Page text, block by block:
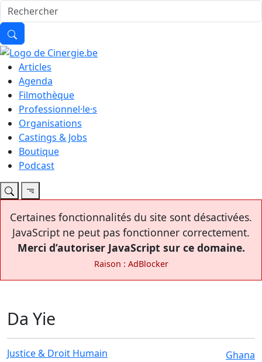
Articles
Agenda
Filmothèque
Professionnel·le·s
Organisations
Castings & Jobs
Boutique
Podcast
Certaines fonctionnalités du site sont désactivées.
JavaScript ne peut pas fonctionner correctement.
Merci d’autoriser JavaScript sur ce domaine.
Raison : AdBlocker
Da Yie
Justice & Droit Humain Ghana